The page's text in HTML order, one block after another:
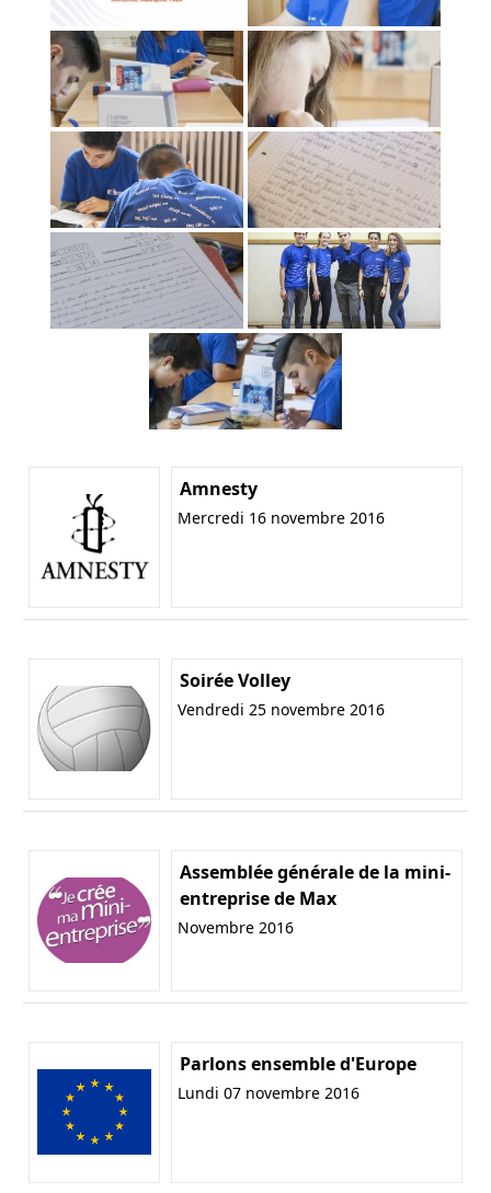
Amnesty
Mercredi 16 novembre 2016
Soirée Volley
Vendredi 25 novembre 2016
Assemblée générale de la mini-
entreprise de Max
Novembre 2016
Parlons ensemble d'Europe
Lundi 07 novembre 2016